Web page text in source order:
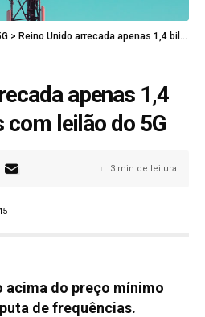
> Reino Unido arrecada apenas 1,4 bilhão de libras com leilão do 5G
apenas 1,4
com leilão do 5G
3 min de leitura
acima do preço mínimo
de frequências.